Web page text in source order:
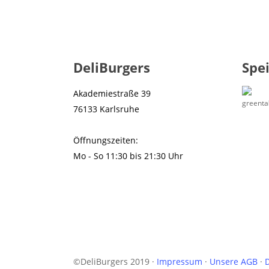
DeliBurgers
Akademiestraße 39
76133 Karlsruhe
Öffnungszeiten:
Mo - So 11:30 bis 21:30 Uhr
©DeliBurgers 2019 · Impressum · Unsere AGB ·